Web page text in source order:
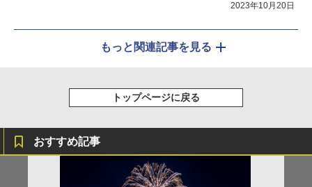
2023年10月20日
もっと関連記事を見る
トップページに戻る
おすすめ記事